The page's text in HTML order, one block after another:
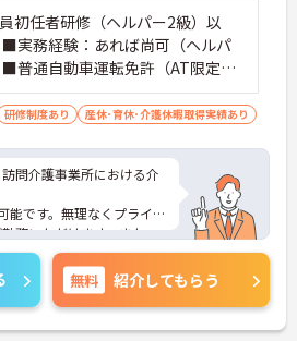
初任者研修（ヘルパー2級）以
実務経験：あれば尚可（ヘルパ
■普通自動車運転免許（AT限定
研修制度あり 産休･育休･介護休暇取得実績あり
問介護事業所における介
能です。無理なくプライベ
務いただけます。また、
実績があり、ライフステ
場環境です。
対策ポイントなど、さら
お気軽にご相談くださ
無料 紹介してもらう